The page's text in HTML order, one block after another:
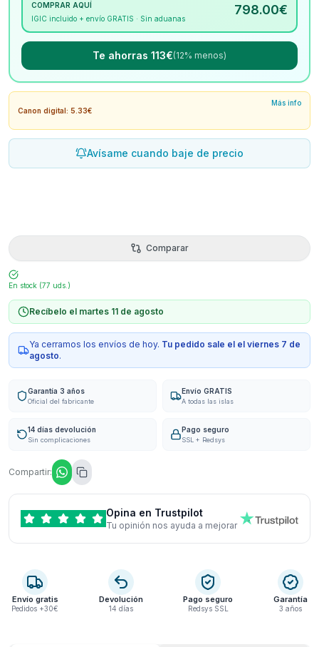
COMPRAR AQUÍ
IGIC incluido + envío GRATIS · Sin aduanas
798.00€
Te ahorras 113€(12% menos)
Canon digital: 5.33€
Más info
Avísame cuando baje de precio
Comparar
En stock (77 uds.)
Recíbelo el martes 11 de agosto
Ya cerramos los envíos de hoy. Tu pedido sale el el viernes 7 de
agosto.
Garantía 3 años
Oficial del fabricante
Envío GRATIS
A todas las islas
14 días devolución
Sin complicaciones
Pago seguro
SSL + Redsys
Compartir:
Opina en Trustpilot
Tu opinión nos ayuda a mejorar
Envío gratis
Pedidos +30€
Devolución
14 días
Pago seguro
Redsys SSL
Garantía
3 años